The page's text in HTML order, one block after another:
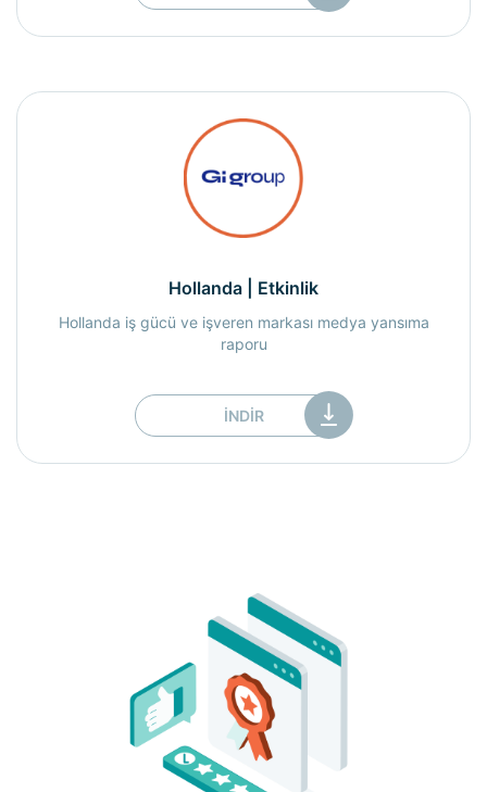
Hollanda | Etkinlik
Hollanda iş gücü ve işveren markası medya yansıma
raporu
İNDIR